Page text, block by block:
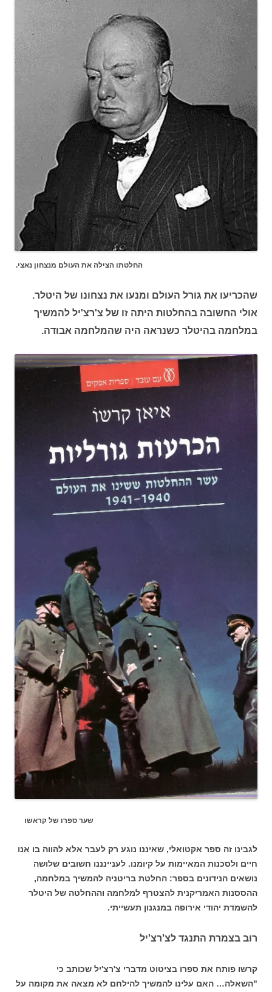
החלטתו הצילה את העולם מנצחון נאצי.
שהכריעו את גורל העולם ומנעו את נצחונו של היטלר.
אולי החשובה בהחלטות היתה זו של צ'רצ'יל להמשיך
במלחמה בהיטלר כשנראה היה שהמלחמה אבודה.
שער ספרו של קראשו
לגבינו זה ספר אקטואלי, שאיננו נוגע רק לעבר אלא להווה בו אנו
חיים ולסכנות המאיימות על קיומנו. לעניינננו חשובים שלושה
נושאים הנידונים בספר: החלטת בריטניה להמשיך במלחמה,
ההססנות האמריקנית להצטרף למלחמה וההחלטה של היטלר
להשמדת יהודי אירופה במנגנון תעשייתי.
רוב בצמרת התנגד לצ'רצ'יל
קרשו פותח את ספרו בציטוט מדברי צ'רצ'יל שכותב כי
"השאלה… האם עלינו להמשיך להילחם לא מצאה את מקומה על